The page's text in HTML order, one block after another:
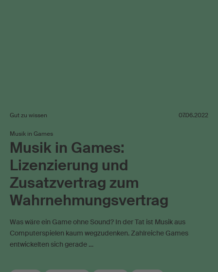
Gut zu wissen 07.06.2022
Musik in Games
Musik in Games:
Lizenzierung und
Zusatzvertrag zum
Wahrnehmungsvertrag
Was wäre ein Game ohne Sound? In der Tat ist Musik aus
Computerspielen kaum wegzudenken. Zahlreiche Games
entwickelten sich gerade …